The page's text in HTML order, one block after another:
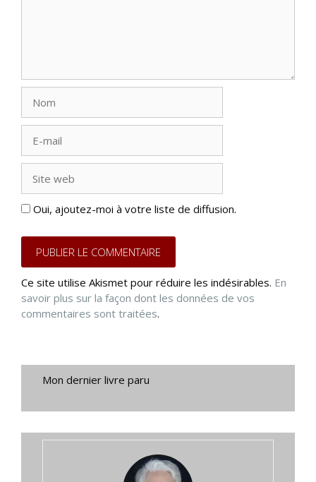
mail
web
Oui, ajoutez-moi à votre liste de diffusion.
Ce site utilise Akismet pour réduire les indésirables. En
savoir plus sur la façon dont les données de vos
commentaires sont traitées.
Mon dernier livre paru